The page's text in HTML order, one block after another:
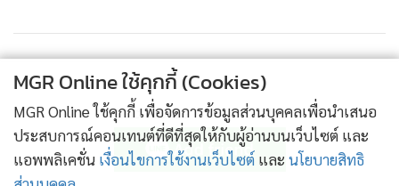
เอกชนและคลินิกเอกชนทั่วประเทศ ควรมีอำนาจหน้าที่เพิ่มขึ้น
ในการกำกับดูแลเรื่องการควบคุมค่าใช้จ่ายหมวดต่างๆ อย่างเป็น
ธรรม โดยอาจต้องปรับปรุง พ.ร.บ.สถานพยาบาลฯ ซึ่งเป็น
กฎหมายแม่บทก็จะช่วยให้ทำงานได้กว้างขึ้น สามารถประสานได้
ทุกหน่วยงาน เกิดการทำงานอย่างบูรณาการจริงๆ นอกจากนี้ ใน
ส่วนของสำนักสถานพยาบาลฯ ถือเป็นหน่วยงานสำคัญอาจต้องมี
ติดตามข่าวสารผ่านทาง LINE
MGR Online ใช้คุกกี้ (Cookies)
MGR Online ใช้คุกกี้ เพื่อจัดการข้อมูลส่วนบุคคลเพื่อนำเสนอ
ประสบการณ์คอนเทนต์ที่ดีที่สุดให้กับผู้อ่านบนเว็บไซต์ และ
แอพพลิเคชั่น เงื่อนไขการใช้งานเว็บไซต์ และ นโยบายสิทธิ